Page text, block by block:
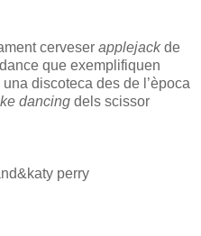
cerveser applejackde
que exemplifiquen
discoteca des de l’època
dancing dels scissor
perry